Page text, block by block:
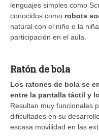
lenguajes simples como
conocidos como robots
natural con el niño o la
participación en el aula.
Ratón de bola
Los ratones de bola se
entre la pantalla táctil y
Resultan muy funcionales
dificultades en su
escasa movilidad en las